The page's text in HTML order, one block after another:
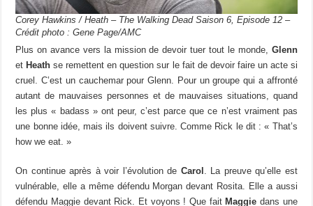
Corey Hawkins / Heath – The Walking Dead Saison 6, Episode 12 –
Crédit photo : Gene Page/AMC
Plus on avance vers la mission de devoir tuer tout le monde, Glenn
et Heath se remettent en question sur le fait de devoir faire un acte si
cruel. C’est un cauchemar pour Glenn. Pour un groupe qui a affronté
autant de mauvaises personnes et de mauvaises situations, quand
les plus « badass » ont peur, c’est parce que ce n’est vraiment pas
une bonne idée, mais ils doivent suivre. Comme Rick le dit : « That’s
how we eat. »
On continue après à voir l’évolution de Carol . La preuve qu’elle est
vulnérable, elle a même défendu Morgan devant Rosita. Elle a aussi
défendu Maggie devant Rick. Et voyons ! Que fait Maggie dans une